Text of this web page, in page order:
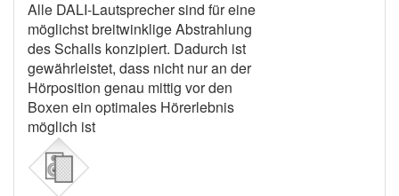
Alle DALI-Lautsprecher sind für eine
möglichst breitwinklige Abstrahlung
des Schalls konzipiert. Dadurch ist
gewährleistet, dass nicht nur an der
Hörposition genau mittig vor den
Boxen ein optimales Hörerlebnis
möglich ist